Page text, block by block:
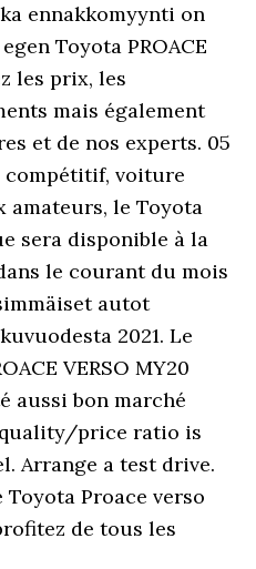
ennakkomyynti on
Toyota PROACE
les prix, les
mais également
et de nos experts. 05
compétitif, voiture
amateurs, le Toyota
sera disponible à la
le courant du mois
autot
2021. Le
VERSO MY20
aussi bon marché
price ratio is
Arrange a test drive.
Proace verso
de tous les